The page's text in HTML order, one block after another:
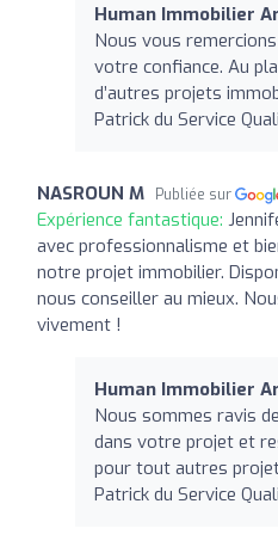
Human Immobilier
Nous vous
votre confiance. Au
d’autres projets
Patrick du Service
NASROUN M Publiée sur
Expérience fantastique:
avec professionnalisme et
notre projet immobilier.
nous conseiller au mieux.
vivement !
Human Immobilier
Nous sommes ravis
dans votre projet et
pour tout autres
Patrick du Service